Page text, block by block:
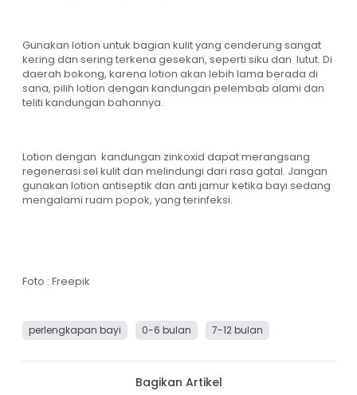
Gunakan lotion untuk bagian kulit yang cenderung sangat
kering dan sering terkena gesekan, seperti siku dan lutut. Di
daerah bokong, karena lotion akan lebih lama berada di
sana, pilih lotion dengan kandungan pelembab alami dan
teliti kandungan bahannya.
Lotion dengan kandungan zinkoxid dapat merangsang
regenerasi sel kulit dan melindungi dari rasa gatal. Jangan
gunakan lotion antiseptik dan anti jamur ketika bayi sedang
mengalami ruam popok, yang terinfeksi.
Foto : Freepik
perlengkapan bayi 0-6 bulan 7-12 bulan
Bagikan Artikel